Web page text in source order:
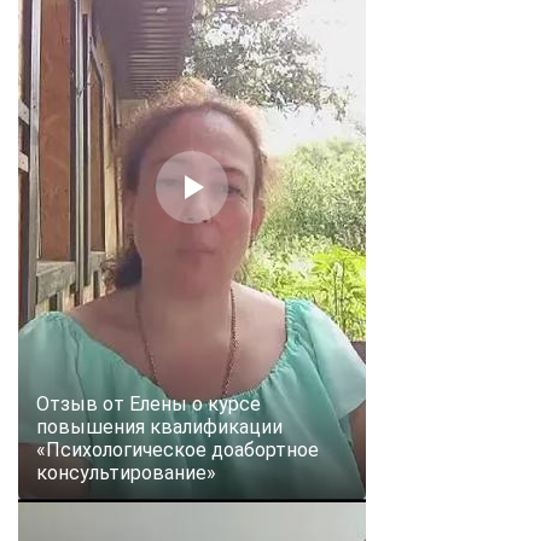
Отзыв от Елены о курсе
повышения квалификации
«Психологическое доабортное
консультирование»